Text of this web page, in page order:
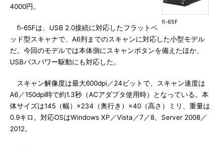
fi-65F
4000円。
fi-65Fは、USB 2.0接続に対応したフラットベ
ッド型スキャナで、A6判までのスキャンに対応した小型モデル
だ。今回のモデルでは本体側にスキャンボタンを備えたほか、
USBバスパワー駆動にも対応した。
スキャン解像度は最大600dpi／24ビットで、スキャン速度は
A6／150dpi時で約1.3秒（ACアダプタ使用時）となっている。本
体サイズは145（幅）×234（奥行き）×40（高さ）ミリ、重量は
0.9キロ。対応OSはWindows XP／Vista／7／8、Server 2008／
2012。